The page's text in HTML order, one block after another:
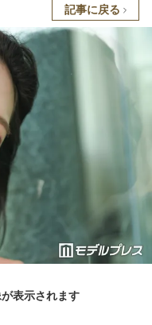
記事に戻る
表示されます